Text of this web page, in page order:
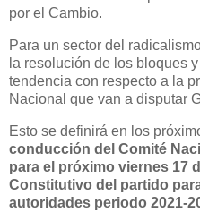
por el Cambio.
Para un sector del
la resolución de los bloques
tendencia con respecto a la
Nacional que van a disputar
Esto se definirá en los
conducción del Comité
para el próximo viernes 17
Constitutivo del partido
autoridades periodo 2021-